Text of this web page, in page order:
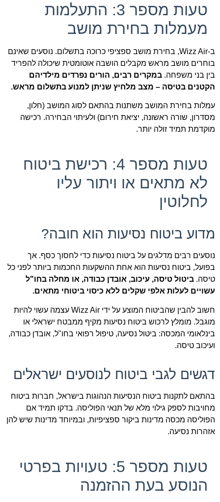
טעות מספר 3: התעלמות
מעמלות בחירת מושב
ב-Wizz Air, בחירת מושב ספציפי כרוכה בתשלום. נוסעים שאינם
בוחרים מושב מראש מקבלים הושבה אוטומטית שיכולה להפריד
בין בני משפחה. במקרים רבים, הורים נפרדים מילדיהם
הקטנים בטיסה – מצב מלחיץ שניתן למנוע בתשלום מראש.
עמלות בחירת המושב משתנות בהתאם לסוג המושב (חלון,
מסדרון, שורה ראשונה, יציאת חירום) ולעיתוי הבחירה. רכישה
מוקדמת תמיד זולה יותר.
טעות מספר 4: רכישת ביטוח
לא מתאים או ויתור עליו
לחלוטין
מדוע ביטוח נסיעות הוא חובה?
נוסעים רבים מדלגים על ביטוח נסיעות כדי לחסוך כסף. אך
בפועל, ביטוח נסיעות הוא אחת ההשקעות החכמות ביותר לפני כל
טיסה. ביטול טיסה, עיכוב, אובדן כבודה, או מחלה בחו"ל
עשויים לעלות אלפי שקלים ללא כיסוי ביטוחי מתאים.
חשוב להבין שהביטוח המוצע על ידי Wizz Air עצמה עשוי להיות
מוגבל. מומלץ לרכוש ביטוח נסיעות מקיף ממבטח ישראלי או
בינלאומי המכסה: ביטול נסיעה, טיפול רפואי בחו"ל, אובדן כבודה,
ועיכוב טיסה.
דגשים לגבי ביטוח לנוסעים ישראלים
בהתאם לתקנות ביטוח הנסיעות הנהוגות בישראל, חברות ביטוח
מחויבות לספק גילוי מלא של תנאי הפוליסה. בדקו תמיד אם
הפוליסה מכסה מדינות ביקור ספציפיות, ובמיוחד מדינות שיש להן
אזהרות נסיעה.
טעות מספר 5: טעויות בפרטי
הנוסע בעת ההזמנה